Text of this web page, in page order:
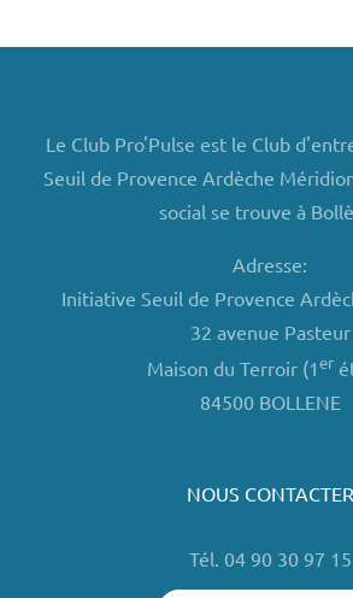
Le Club Pro'Pulse est le Club
Seuil de Provence Ardèche
social se trouve à
Adresse:
Initiative Seuil de Provence
32 avenue Pasteur
Maison du Terroir (1er
84500 BOLLENE
NOUS CONTACTER
Tél. 04 90 30 97 15